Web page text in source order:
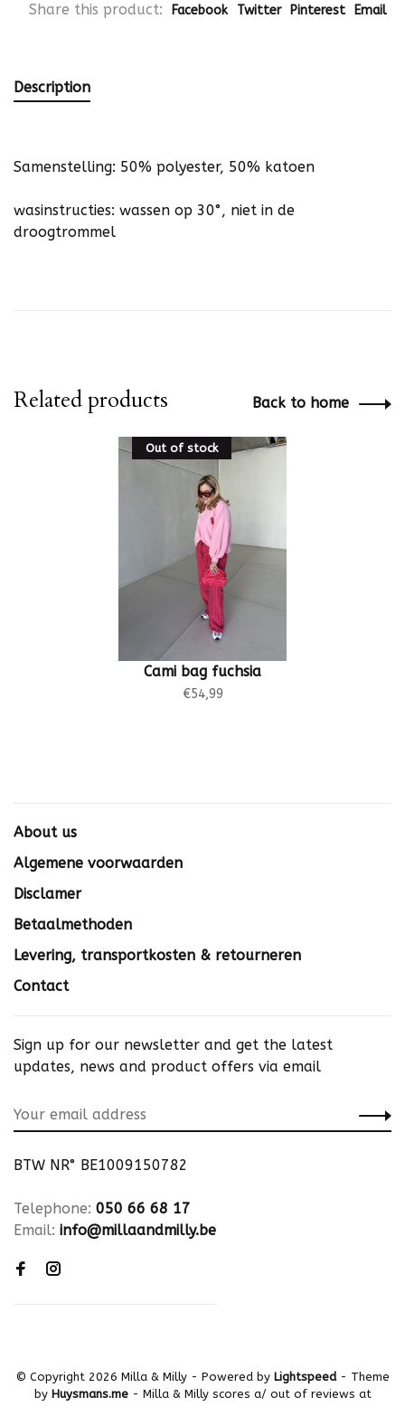
Share this product: Facebook Twitter Pinterest Email
Description
Samenstelling: 50% polyester, 50% katoen
wasinstructies: wassen op 30°, niet in de
droogtrommel
Related products Back to home
Out of stock
Cami bag fuchsia
€54,99
About us
Algemene voorwaarden
Disclamer
Betaalmethoden
Levering, transportkosten & retourneren
Contact
Sign up for our newsletter and get the latest
updates, news and product offers via email
BTW NR° BE1009150782
Telephone: 050 66 68 17
Email: info@millaandmilly.be
© Copyright 2026 Milla & Milly - Powered by Lightspeed- Theme
by Huysmans.me - Milla & Milly scores a/ out of reviews at